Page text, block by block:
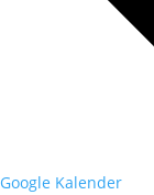
Google Kalender